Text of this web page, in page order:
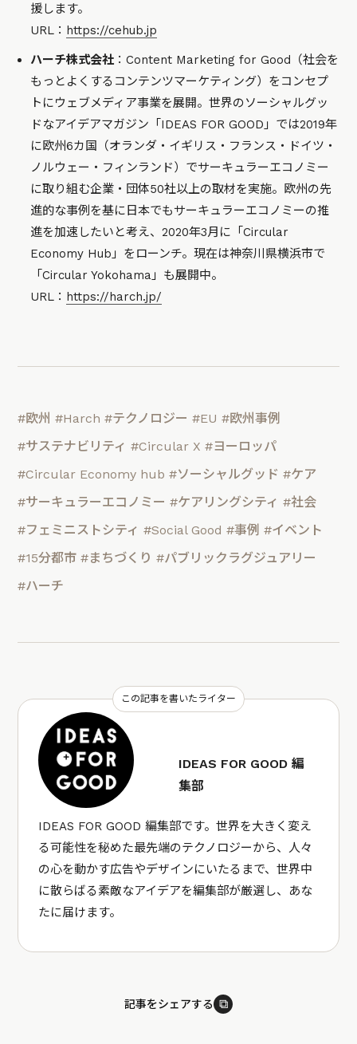
援します。
URL： https://cehub.jp
ハーチ株式会社 ：Content Marketing for Good（社会を
もっとよくするコンテンツマーケティング）をコンセプ
トにウェブメディア事業を展開。世界のソーシャルグッ
ドなアイデアマガジン「IDEAS FOR GOOD」では2019年
に欧州6カ国（オランダ・イギリス・フランス・ドイツ・
ノルウェー・フィンランド）でサーキュラーエコノミー
に取り組む企業・団体50社以上の取材を実施。欧州の先
進的な事例を基に日本でもサーキュラーエコノミーの推
進を加速したいと考え、2020年3月に「Circular
Economy Hub」をローンチ。現在は神奈川県横浜市で
「Circular Yokohama」も展開中。
URL： https://harch.jp/
#欧州 #Harch #テクノロジー #EU #欧州事例
#サステナビリティ #Circular X #ヨーロッパ
#Circular Economy hub #ソーシャルグッド #ケア
#サーキュラーエコノミー #ケアリングシティ #社会
#フェミニストシティ #Social Good #事例 #イベント
#15分都市 #まちづくり #パブリックラグジュアリー
#ハーチ
この記事を書いたライター
IDEAS FOR GOOD 編
集部
IDEAS FOR GOOD 編集部です。世界を大きく変え
る可能性を秘めた最先端のテクノロジーから、人々
の心を動かす広告やデザインにいたるまで、世界中
に散らばる素敵なアイデアを編集部が厳選し、あな
たに届けます。
記事をシェアする ⧉